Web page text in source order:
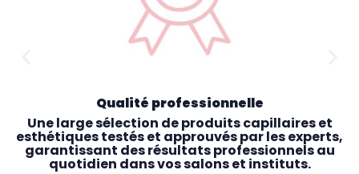
Qualité professionnelle
Une large sélection de produits capillaires et
esthétiques testés et approuvés par les experts,
garantissant des résultats professionnels au
quotidien dans vos salons et instituts.